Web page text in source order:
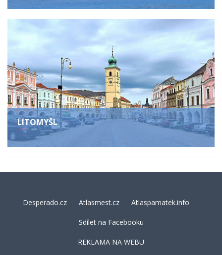
LITOMYŠL
Desperado.cz Atlasmest.cz Atlaspamatek.info
Sdílet na Facebooku
REKLAMA NA WEBU